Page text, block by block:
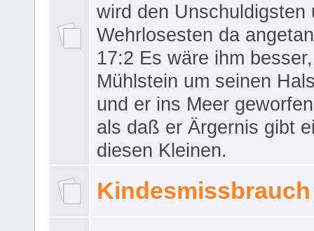
wird den Unschuldigsten
Wehrlosesten da
17:2 Es wäre ihm
Mühlstein um seinen
und er ins Meer
als daß er Ärgernis gibt
diesen Kleinen.
Kindesmissbrauch